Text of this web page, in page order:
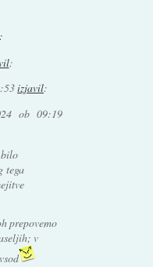
:
:
izjavil:
ob 09:19
tega
prepovemo
v